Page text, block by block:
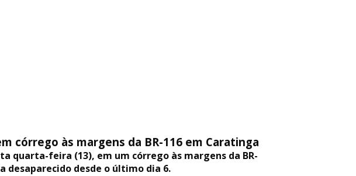
córrego às margens da BR-116 em Caratinga
quarta-feira (13), em um córrego às margens da BR-
desaparecido desde o último dia 6.